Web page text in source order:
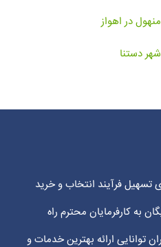
در اهواز
دستنا
فرآیند انتخاب و خرید
به کارفرمایان محترم راه
ارائه بهترین خدمات و